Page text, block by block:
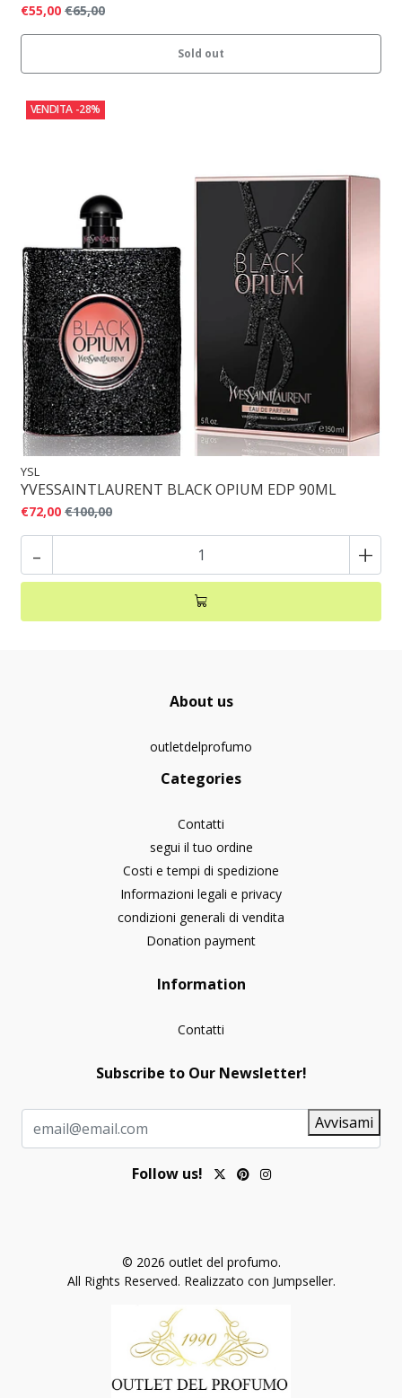
€55,00 €65,00
Sold out
VENDITA -28%
YSL
YVESSAINTLAURENT BLACK OPIUM EDP 90ML
€72,00 €100,00
- +
About us
outletdelprofumo
Categories
Contatti
segui il tuo ordine
Costi e tempi di spedizione
Informazioni legali e privacy
condizioni generali di vendita
Donation payment
Information
Contatti
Subscribe to Our Newsletter!
Avvisami
Follow us!
© 2026 outlet del profumo.
All Rights Reserved. Realizzato con Jumpseller.